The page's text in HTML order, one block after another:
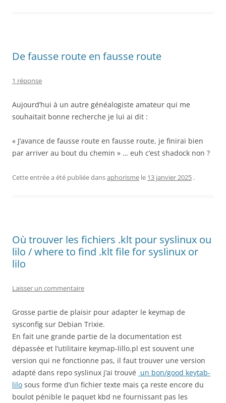
De fausse route en fausse route
1 réponse
Aujourd’hui à un autre généalogiste amateur qui me
souhaitait bonne recherche je lui ai dit :
« J’avance de fausse route en fausse route, je finirai bien
par arriver au bout du chemin » … euh c’est shadock non ?
Cette entrée a été publiée dansaphorisme le 13 janvier 2025 .
Où trouver les fichiers .klt pour syslinux ou
lilo / where to find .klt file for syslinux or
lilo
Laisser un commentaire
Grosse partie de plaisir pour adapter le keymap de
sysconfig sur Debian Trixie.
En fait une grande partie de la documentation est
dépassée et l’utilitaire keymap-lillo.pl est souvent une
version qui ne fonctionne pas, il faut trouver une version
adapté dans repo syslinux j’ai trouvé un bon/good keytab-
lilo sous forme d’un fichier texte mais ça reste encore du
boulot pénible le paquet kbd ne fournissant pas les